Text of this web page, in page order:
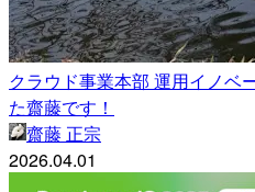
クラウド事業本部 運用イノベ
た齋藤です！
齋藤 正宗
2026.04.01